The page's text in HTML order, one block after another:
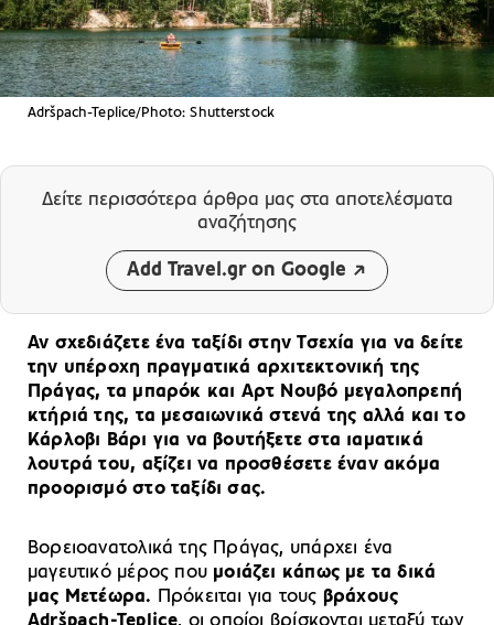
Adršpach-Teplice/Photo: Shutterstock
Δείτε περισσότερα άρθρα μας στα αποτελέσματα
αναζήτησης
Add Travel.gr on Google
Αν σχεδιάζετε ένα ταξίδι στην Τσεχία για να δείτε
την υπέροχη πραγματικά αρχιτεκτονική της
Πράγας, τα μπαρόκ και Αρτ Νουβό μεγαλοπρεπή
κτήριά της, τα μεσαιωνικά στενά της αλλά και το
Κάρλοβι Βάρι για να βουτήξετε στα ιαματικά
λουτρά του, αξίζει να προσθέσετε έναν ακόμα
προορισμό στο ταξίδι σας.
Βορειοανατολικά της Πράγας, υπάρχει ένα
μαγευτικό μέρος που μοιάζει κάπως με τα δικά
μας Μετέωρα. Πρόκειται για τους βράχους
Adršpach-Teplice, οι οποίοι βρίσκονται μεταξύ των